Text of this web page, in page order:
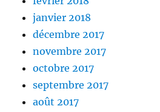
janvier 2018
décembre 2017
novembre 2017
octobre 2017
septembre 2017
août 2017